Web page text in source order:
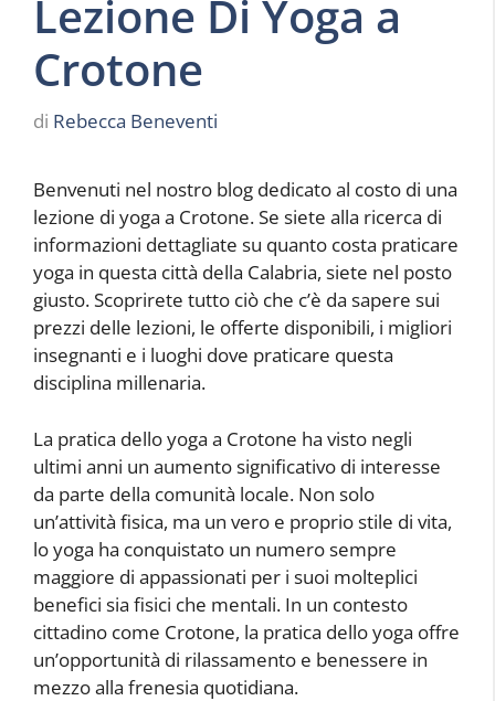
Lezione Di Yoga a
Crotone
di Rebecca Beneventi
Benvenuti nel nostro blog dedicato al costo di una
lezione di yoga a Crotone. Se siete alla ricerca di
informazioni dettagliate su quanto costa praticare
yoga in questa città della Calabria, siete nel posto
giusto. Scoprirete tutto ciò che c’è da sapere sui
prezzi delle lezioni, le offerte disponibili, i migliori
insegnanti e i luoghi dove praticare questa
disciplina millenaria.
La pratica dello yoga a Crotone ha visto negli
ultimi anni un aumento significativo di interesse
da parte della comunità locale. Non solo
un’attività fisica, ma un vero e proprio stile di vita,
lo yoga ha conquistato un numero sempre
maggiore di appassionati per i suoi molteplici
benefici sia fisici che mentali. In un contesto
cittadino come Crotone, la pratica dello yoga offre
un’opportunità di rilassamento e benessere in
mezzo alla frenesia quotidiana.